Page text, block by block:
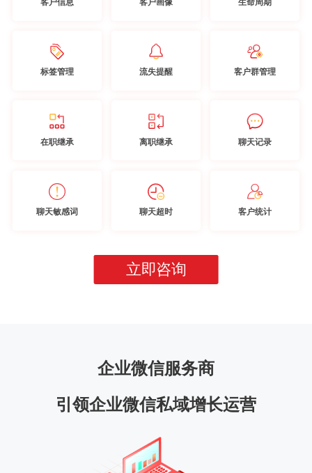
标签管理 流失提醒 客户群管理
在职继承 离职继承 聊天记录
聊天敏感词 聊天超时 客户统计
立即咨询
企业微信服务商
引领企业微信私域增长运营